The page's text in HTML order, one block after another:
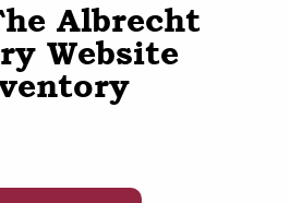
Albrecht
Website